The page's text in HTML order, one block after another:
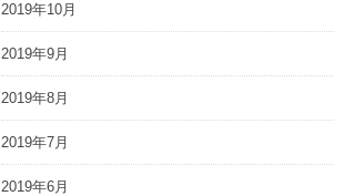
2019年10月
2019年9月
2019年8月
2019年7月
2019年6月